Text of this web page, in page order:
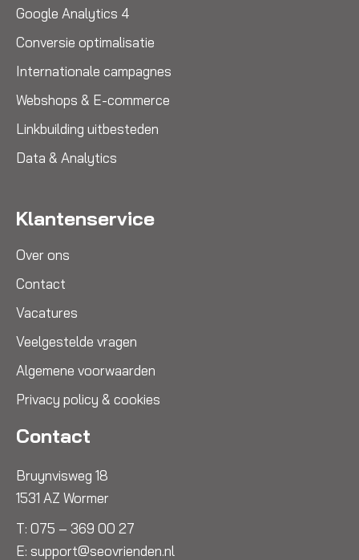
Google Analytics 4
Conversie optimalisatie
Internationale campagnes
Webshops & E-commerce
Linkbuilding uitbesteden
Data & Analytics
Klantenservice
Over ons
Contact
Vacatures
Veelgestelde vragen
Algemene voorwaarden
Privacy policy & cookies
Contact
Bruynvisweg 18
1531 AZ Wormer
T: 075 – 369 00 27
E: support@seovrienden.nl